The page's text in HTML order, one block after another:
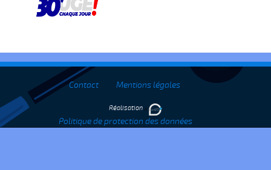
Contact Mentions légales
Politique de protection des données
Réalisation